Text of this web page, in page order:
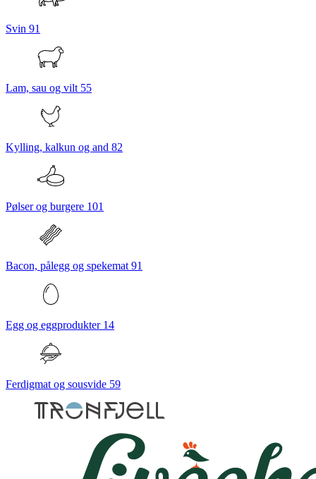
Svin 91
Lam, sau og vilt 55
Kylling, kalkun og and 82
Pølser og burgere 101
Bacon, pålegg og spekemat 91
Egg og eggprodukter 14
Ferdigmat og sousvide 59